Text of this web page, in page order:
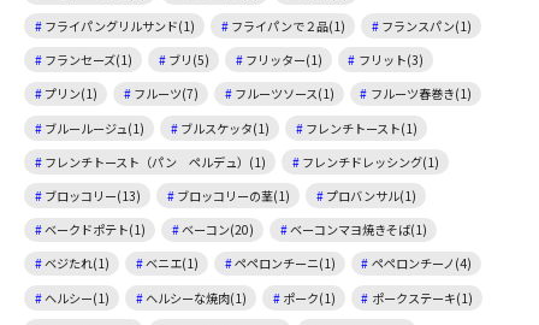
フライパングリルサンド(1)
フライパンで２品(1)
フランスパン(1)
フランセーズ(1)
ブリ(5) フリッター(1)
フリット(3)
プリン(1)
フルーツ(7) フルーツソース(1)
フルーツ春巻き(1)
ブルールージュ(1)
ブルスケッタ(1)
フレンチトースト(1)
フレンチトースト（パン ペルデュ）(1)
フレンチドレッシング(1)
ブロッコリー(13)
ブロッコリーの茎(1)
プロバンサル(1)
ベークドポテト(1)
ベーコン(20)
ベーコンマヨ焼きそば(1)
ベジたれ(1)
ベニエ(1) ペペロンチーニ(1)
ペペロンチーノ(4)
ヘルシー(1)
ヘルシーな焼肉(1) ポーク(1)
ポークステーキ(1)